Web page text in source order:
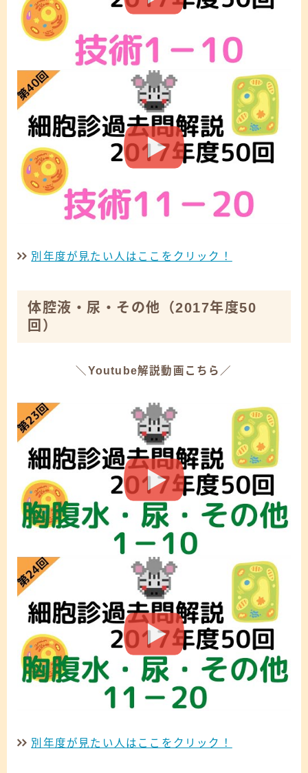
別年度が見たい人はここをクリック！
体腔液・尿・その他 （2017年度50
回）
＼Youtube解説動画こちら／
別年度が見たい人はここをクリック！